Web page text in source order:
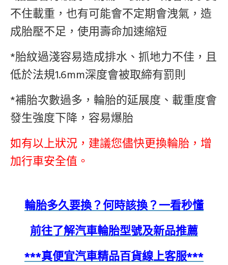
不住載重，也有可能會不定期會洩氣，造
成胎壓不足，使用壽命加速縮短
*胎紋過淺容易造成排水、抓地力不佳，且
低於法規1.6mm深度會被取締有罰則
*補胎次數過多，輪胎的延展度、載重度會
發生強度下降，容易爆胎
如有以上狀況，建議您儘快更換輪胎，增
加行車安全值。
輪胎多久要換？何時該換？一看秒懂
前往了解汽車輪胎型號及新品推薦
***真便宜汽車精品百貨線上客服***